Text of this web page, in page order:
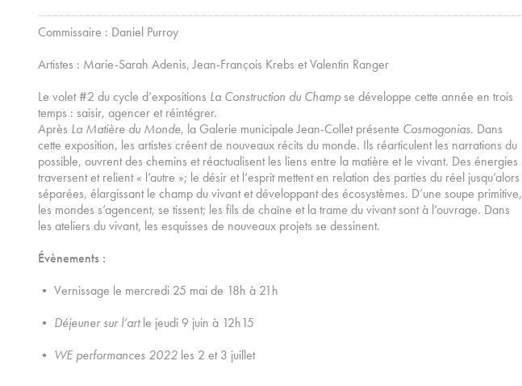
Commissaire : Daniel Purroy
Artistes : Marie-Sarah Adenis, Jean-François Krebs et Valentin Ranger
Le volet #2 du cycle d’expositions La Construction du Champse développe cette année en trois
temps : saisir, agencer et réintégrer.
Après La Matière du Monde, la Galerie municipale Jean-Collet présente Cosmogonias. Dans
cette exposition, les artistes créent de nouveaux récits du monde. Ils réarticulent les narrations du
possible, ouvrent des chemins et réactualisent les liens entre la matière et le vivant. Des énergies
traversent et relient « l’autre »; le désir et l’esprit mettent en relation des parties du réel jusqu’alors
séparées, élargissant le champ du vivant et développant des écosystèmes. D’une soupe primitive,
les mondes s’agencent, se tissent; les fils de chaîne et la trame du vivant sont à l’ouvrage. Dans
les ateliers du vivant, les esquisses de nouveaux projets se dessinent.
Évènements :
• Vernissage le mercredi 25 mai de 18h à 21h
• Déjeuner sur l’artle jeudi 9 juin à 12h15
• WE performances 2022 les 2 et 3 juillet